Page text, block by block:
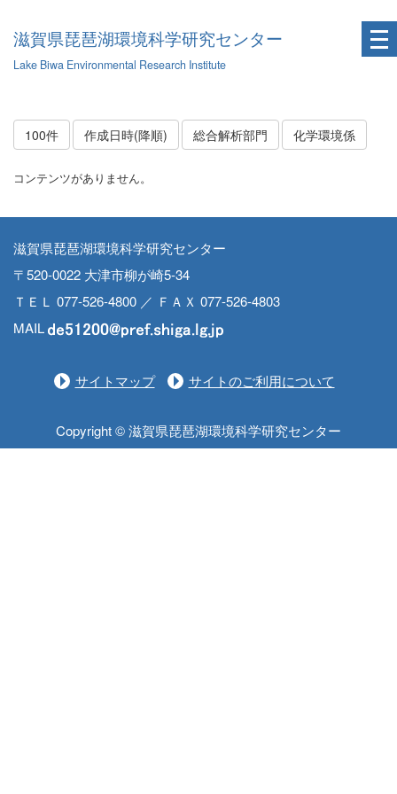
滋賀県琵琶湖環境科学研究センター
Lake Biwa Environmental Research Institute
100件 作成日時(降順) 総合解析部門 化学環境係
コンテンツがありません。
滋賀県琵琶湖環境科学研究センター
〒520-0022 大津市柳が崎5-34
ＴＥＬ 077-526-4800 ／ ＦＡＸ 077-526-4803
MAIL
サイトマップ サイトのご利用について
Copyright © 滋賀県琵琶湖環境科学研究センター